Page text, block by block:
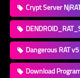
Crypt Server
Dangerous RAT
Download